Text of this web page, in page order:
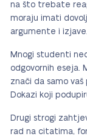
na što trebate
moraju imati
argumente i izjave.
Mnogi studenti
odgovornih eseja.
znači da samo
Dokazi koji
Drugi strogi
rad na citatima,